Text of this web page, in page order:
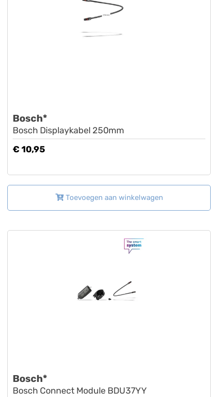
Bosch*
Bosch Displaykabel 250mm
€ 10,95
Toevoegen aan winkelwagen
Bosch*
Bosch Connect Module BDU37YY